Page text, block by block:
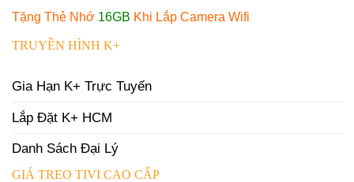
Tặng Thẻ Nhớ 16GB Khi Lắp Camera Wifi
TRUYỀN HÌNH K+
Gia Hạn K+ Trực Tuyến
Lắp Đặt K+ HCM
Danh Sách Đại Lý
GIÁ TREO TIVI CAO CẤP